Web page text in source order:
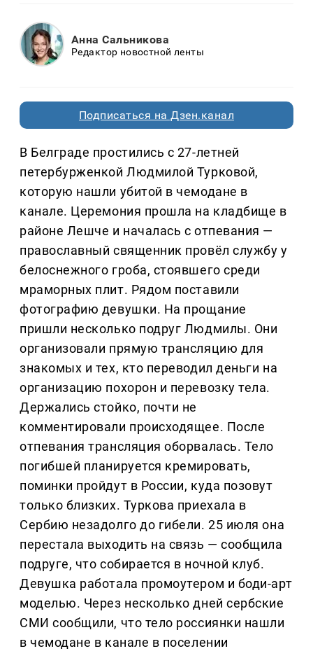
Анна Сальникова
Редактор новостной ленты
Подписаться на Дзен.канал
В Белграде простились с 27-летней
петербурженкой Людмилой Турковой,
которую нашли убитой в чемодане в
канале. Церемония прошла на кладбище в
районе Лешче и началась с отпевания —
православный священник провёл службу у
белоснежного гроба, стоявшего среди
мраморных плит. Рядом поставили
фотографию девушки. На прощание
пришли несколько подруг Людмилы. Они
организовали прямую трансляцию для
знакомых и тех, кто переводил деньги на
организацию похорон и перевозку тела.
Держались стойко, почти не
комментировали происходящее. После
отпевания трансляция оборвалась. Тело
погибшей планируется кремировать,
поминки пройдут в России, куда позовут
только близких. Туркова приехала в
Сербию незадолго до гибели. 25 июля она
перестала выходить на связь — сообщила
подруге, что собирается в ночной клуб.
Девушка работала промоутером и боди-арт
моделью. Через несколько дней сербские
СМИ сообщили, что тело россиянки нашли
в чемодане в канале в поселении